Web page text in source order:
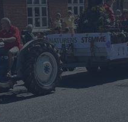
på Vesterbølle
af efterskolen skal
man en ny spisesal
i anden etape